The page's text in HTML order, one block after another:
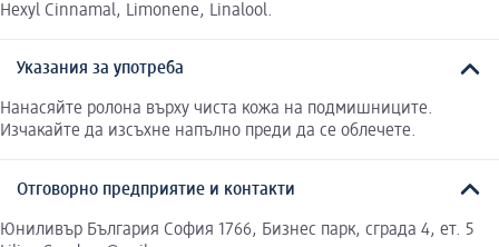
Hexyl Cinnamal, Limonene, Linalool.
Указания за употреба
Нанасяйте ролона върху чиста кожа на подмишниците.
Изчакайте да изсъхне напълно преди да се облечете.
Отговорно предприятие и контакти
Юниливър България София 1766, Бизнес парк, сграда 4, ет. 5